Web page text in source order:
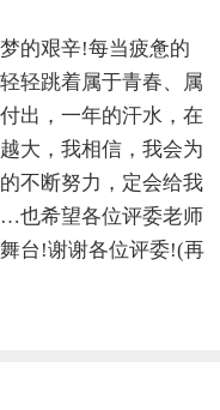
的艰辛!每当疲惫的
轻跳着属于青春、属
出，一年的汗水，在
大，我相信，我会为
不断努力，定会给我
也希望各位评委老师
台!谢谢各位评委!(再